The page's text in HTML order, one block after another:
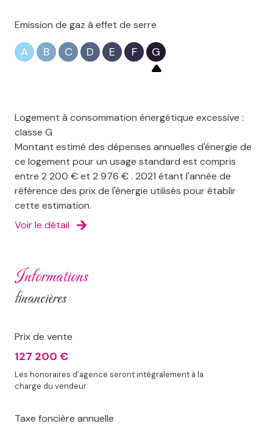
Emission de gaz à effet de serre
A B C D E F G
Logement à consommation énergétique excessive :
classe G
Montant estimé des dépenses annuelles d'énergie de
ce logement pour un usage standard est compris
entre 2 200 € et 2 976 € . 2021 étant l'année de
référence des prix de l'énergie utilisés pour établir
cette estimation.
Voir le détail
informations
financières
Prix de vente
127 200 €
Les honoraires d'agence seront intégralement à la
charge du vendeur
Taxe foncière annuelle